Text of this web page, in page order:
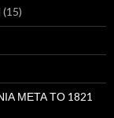
(15)
ΜΕΤΑ ΤΟ 1821